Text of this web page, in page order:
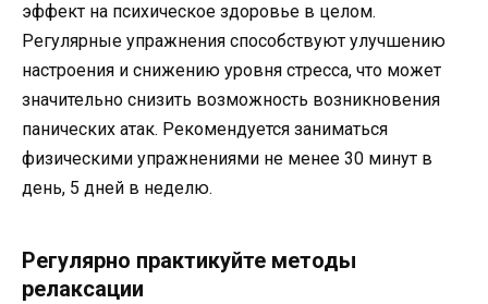
эффект на психическое здоровье в целом.
Регулярные упражнения способствуют улучшению
настроения и снижению уровня стресса, что может
значительно снизить возможность возникновения
панических атак. Рекомендуется заниматься
физическими упражнениями не менее 30 минут в
день, 5 дней в неделю.
Регулярно практикуйте методы
релаксации